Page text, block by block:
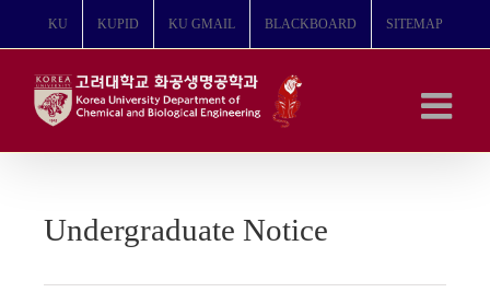
뛰
KU KUPID KU GMAIL BLACKBOARD SITEMAP
Undergraduate Notice